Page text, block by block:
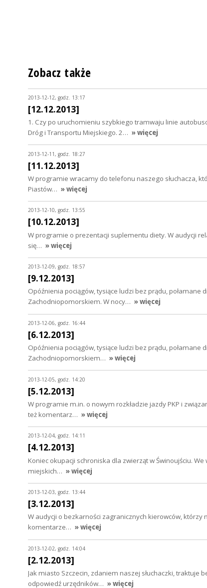
Zobacz także
2013-12-12, godz. 13:17
[12.12.2013]
1. Czy po uruchomieniu szybkiego tramwaju linie
Dróg i Transportu Miejskiego. 2… » więcej
2013-12-11, godz. 18:27
[11.12.2013]
W programie wracamy do telefonu naszego słuchacza,
Piastów… » więcej
2013-12-10, godz. 13:55
[10.12.2013]
W programie o prezentacji suplementu diety. W audycji
się… » więcej
2013-12-09, godz. 18:57
[9.12.2013]
Opóźnienia pociągów, tysiące ludzi bez prądu,
Zachodniopomorskiem. W nocy… » więcej
2013-12-06, godz. 16:44
[6.12.2013]
Opóźnienia pociągów, tysiące ludzi bez prądu,
Zachodniopomorskiem… » więcej
2013-12-05, godz. 14:20
[5.12.2013]
W programie m.in. o nowym rozkładzie jazdy PKP i
też komentarz… » więcej
2013-12-04, godz. 14:11
[4.12.2013]
Koniec okupacji schroniska dla zwierząt w Świnoujściu.
miejskich… » więcej
2013-12-03, godz. 13:44
[3.12.2013]
W audycji o bezkarności zagranicznych kierowców, którzy
komentarze… » więcej
2013-12-02, godz. 14:04
[2.12.2013]
Jak miasto Szczecin, zdaniem naszej słuchaczki,
odpowiedź urzędników… » więcej